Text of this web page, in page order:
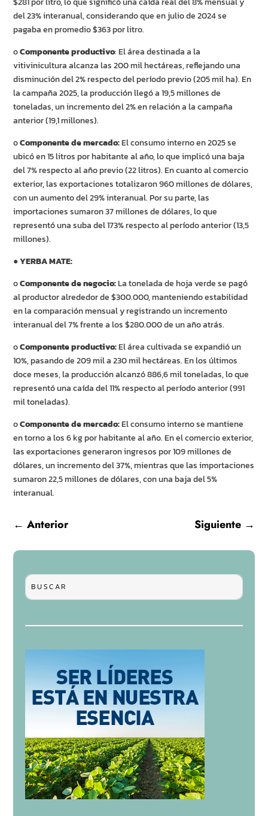
del 23% interanual, considerando que en julio de 2024 se
pagaba en promedio $363 por litro.
oComponente productivo: El área destinada a la
vitivinicultura alcanza las 200 mil hectáreas, reflejando una
disminución del 2% respecto del período previo (205 mil ha). En
la campaña 2025, la producción llegó a 19,5 millones de
toneladas, un incremento del 2% en relación a la campaña
anterior (19,1 millones).
oComponente de mercado:El consumo interno en 2025 se
ubicó en 15 litros por habitante al año, lo que implicó una baja
del 7% respecto al año previo (22 litros). En cuanto al comercio
exterior, las exportaciones totalizaron 960 millones de dólares,
con un aumento del 29% interanual. Por su parte, las
importaciones sumaron 37 millones de dólares, lo que
representó una suba del 173% respecto al período anterior (13,5
millones).
●YERBA MATE:
oComponente de negocio:La tonelada de hoja verde se pagó
al productor alrededor de $300.000, manteniendo estabilidad
en la comparación mensual y registrando un incremento
interanual del 7% frente a los $280.000 de un año atrás.
oComponente productivo:El área cultivada se expandió un
10%, pasando de 209 mil a 230 mil hectáreas. En los últimos
doce meses, la producción alcanzó 886,6 mil toneladas, lo que
representó una caída del 11% respecto al período anterior (991
mil toneladas).
oComponente de mercado:El consumo interno se mantiene
en torno a los 6 kg por habitante al año. En el comercio exterior,
las exportaciones generaron ingresos por 109 millones de
dólares, un incremento del 37%, mientras que las importaciones
sumaron 22,5 millones de dólares, con una baja del 5%
interanual.
←Anterior Siguiente→